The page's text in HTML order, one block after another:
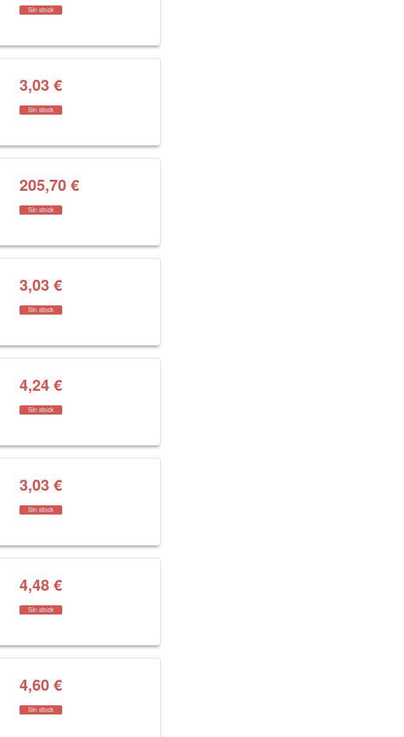
Sin stock
3,03 €
Sin stock
205,70 €
Sin stock
3,03 €
Sin stock
4,24 €
Sin stock
3,03 €
Sin stock
4,48 €
Sin stock
4,60 €
Sin stock